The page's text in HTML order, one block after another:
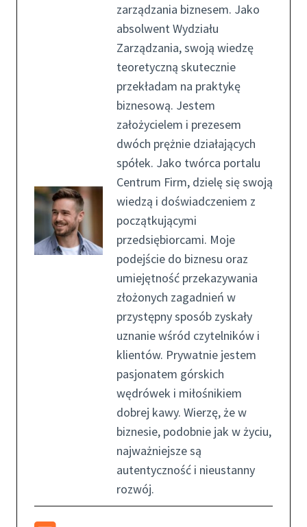
zarządzania biznesem. Jako
absolwent Wydziału
Zarządzania, swoją wiedzę
teoretyczną skutecznie
przekładam na praktykę
biznesową. Jestem
założycielem i prezesem
dwóch prężnie działających
spółek. Jako twórca portalu
Centrum Firm, dzielę się swoją
wiedzą i doświadczeniem z
początkującymi
przedsiębiorcami. Moje
podejście do biznesu oraz
umiejętność przekazywania
złożonych zagadnień w
przystępny sposób zyskały
uznanie wśród czytelników i
klientów. Prywatnie jestem
pasjonatem górskich
wędrówek i miłośnikiem
dobrej kawy. Wierzę, że w
biznesie, podobnie jak w życiu,
najważniejsze są
autentyczność i nieustanny
rozwój.